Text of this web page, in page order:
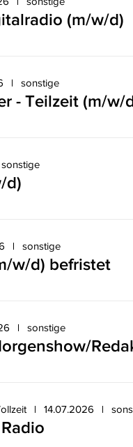
(m/w/d)
sonstige
- Teilzeit (m/w/
sonstige
d)
sonstige
w/d) befristet
sonstige
14.07.2026